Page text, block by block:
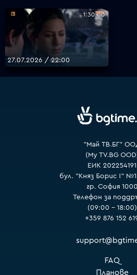
1:30:00
27.07.2026 / 22:00
"Май ТВ.БГ"
(My TV.BG
ЕИК 202254191
бул. "Княз Борис I"
гр. София 1000
Телефон за
(09:00 – 18:00)
+359 876 152
FAQ
Планове